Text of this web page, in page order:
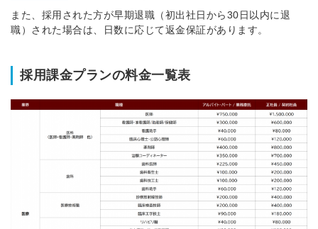
また、採用された方が早期退職（初出社日から30日以内に退
職）された場合は、日数に応じて返金保証があります。
採用課金プランの料金一覧表